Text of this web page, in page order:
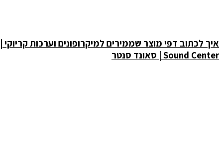
איך לכתוב דפי מוצר שממירים למיקרופונים וערכות קריוקי |
Sound Center | סאונד סנטר